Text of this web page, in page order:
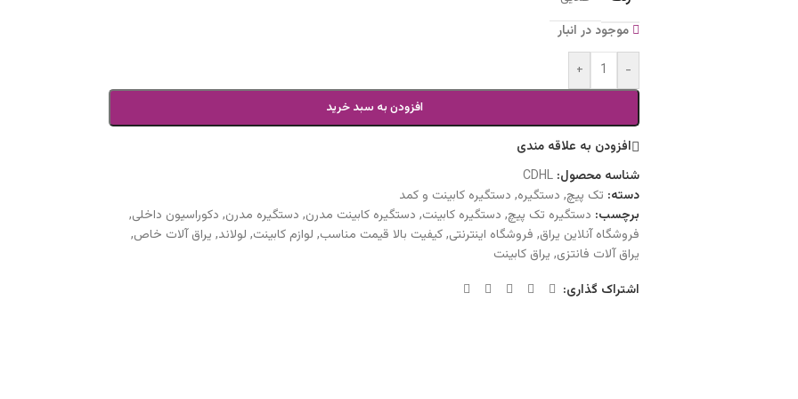
موجود در انبار
-
+
افزودن به سبد خرید
افزودن به علاقه مندی
شناسه محصول: CDHL
دسته: تک پیچ, دستگیره, دستگیره کابینت و کمد
برچسب: دستگیره تک پیچ, دستگیره کابینت, دستگیره کابینت مدرن, دستگیره مدرن, دکوراسیون داخلی,
فروشگاه آنلاین یراق, فروشگاه اینترنتی,کیفیت بالا قیمت مناسب, لوازم کابینت, لولاند, یراق آلات خاص,
یراق آلات فانتزی, یراق کابینت
اشتراک گذاری: